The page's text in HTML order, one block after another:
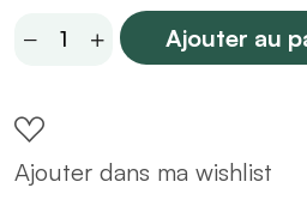
vert
olive
Ajouter au
Ajouter dans ma wishlist